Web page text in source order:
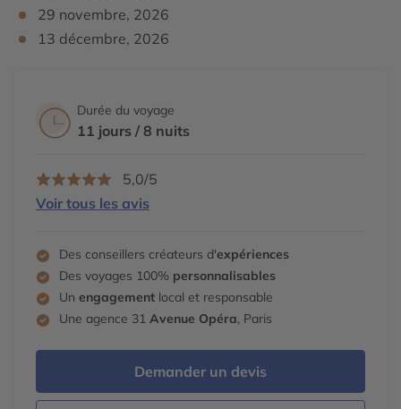
29 novembre, 2026
13 décembre, 2026
Durée du voyage
11 jours / 8 nuits
5,0/5
Voir tous les avis
Des conseillers créateurs d'expériences
Des voyages 100% personnalisables
Un engagement local et responsable
Une agence 31 Avenue Opéra, Paris
Demander un devis